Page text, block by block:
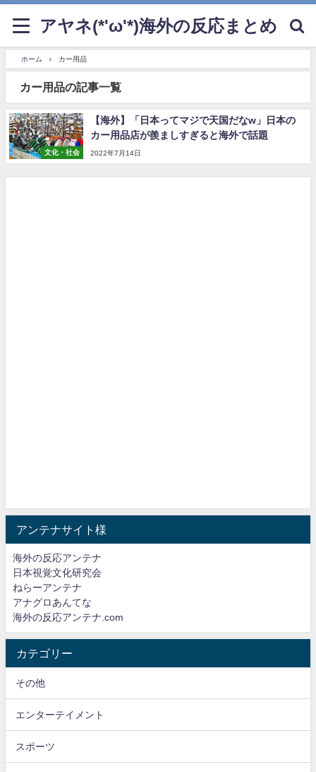
アヤネ(*'ω'*)海外の反応まとめ
ホーム カー用品
カー用品の記事一覧
文化・社会
【海外】「日本ってマジで天国だなw」日本の
カー用品店が羨ましすぎると海外で話題
2022年7月14日
アンテナサイト様
海外の反応アンテナ
日本視覚文化研究会
ねらーアンテナ
アナグロあんてな
海外の反応アンテナ.com
カテゴリー
その他
エンターテイメント
スポーツ